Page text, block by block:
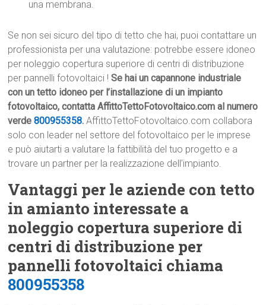
una membrana.
Se non sei sicuro del tipo di tetto che hai, puoi contattare un
professionista per una valutazione: potrebbe essere idoneo
per noleggio copertura superiore di centri di distribuzione
per pannelli fotovoltaici !Se hai un capannone industriale
con un tetto idoneo per l’installazione di un impianto
fotovoltaico, contatta AffittoTettoFotovoltaico.com al numero
verde800955358. AffittoTettoFotovoltaico.com collabora
solo con leader nel settore del fotovoltaico per le imprese
e può aiutarti a valutare la fattibilità del tuo progetto e a
trovare un partner per la realizzazione dell’impianto.
Vantaggi per le aziende con tetto
in amianto interessate a
noleggio copertura superiore di
centri di distribuzione per
pannelli fotovoltaici chiama
800955358